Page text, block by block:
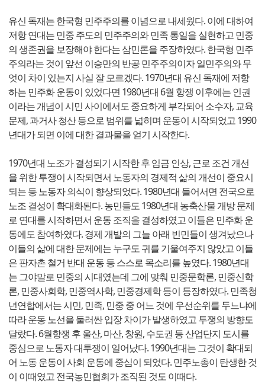
유신 독재는 한국형 민주주의를 이념으로 내세웠다. 이에 대하여
저항 연대는 민중 주도의 민주주의와 민족 통일을 실현하고 민중
의 생존권을 보장해야 한다는 삼민론을 주장하였다. 한국형 민주
주의라는 것이 앞선 이승만의 반공 민주주의이자 일민주의와 무
엇이 차이 있는지 사실 잘 모르겠다. 1970년대 유신 독재에 저항
하는 민주화 운동이 있었다면 1980년대 6월 항쟁 이후에는 인권
이라는 개념이 시민 사이에서도 중요하게 부각되어 소수자, 교육
문제, 과거사 청산 등으로 범위를 넓히며 운동이 시작되었고 1990
년대가 되면 이에 대한 결과물을 얻기 시작한다.
1970년대 노조가 결성되기 시작한 후 임금 인상, 근로 조건 개선
을 위한 투쟁이 시작되면서 노동자의 경제적 삶의 개선이 중요시
되는 등 노동자 의식이 향상되었다. 1980년대 들어서면 전국으로
노조 결성이 확대화된다. 농민들도 1980년대 농축산물 개방 문제
로 연대를 시작하면서 운동 조직을 결성하였고 이들은 민주화 운
동에도 참여하였다. 경제 개발의 그늘 아래 빈민들이 생겨났으나
이들의 삶에 대한 문제에는 누구도 귀를 기울여주지 않았고 이들
은 판자촌 철거 반대 운동 등 스스로 목소리를 높였다. 1980년대
는 그야말로 민중의 시대였는데 그에 맞춰 민중문학론, 민중신학
론, 민중사회학, 민중역사학, 민중경제학 등이 등장하였다. 민족청
년연합에서는 시민, 민족, 민중 중 어느 것에 우선순위를 두느냐에
따라 운동 노선을 둘러싼 입장 차이가 발생하였고 투쟁의 방향도
달랐다. 6월항쟁 후 울산, 마산, 창원, 수도권 등 산업단지 도시를
중심으로 노동자 대투쟁이 일어났다. 1990년대는 그것이 확대되
어 노동 운동이 사회 운동에 중심이 되었다. 민주노총이 탄생한 것
이 이때였고 전국농민협회가 조직된 것도 이때다.